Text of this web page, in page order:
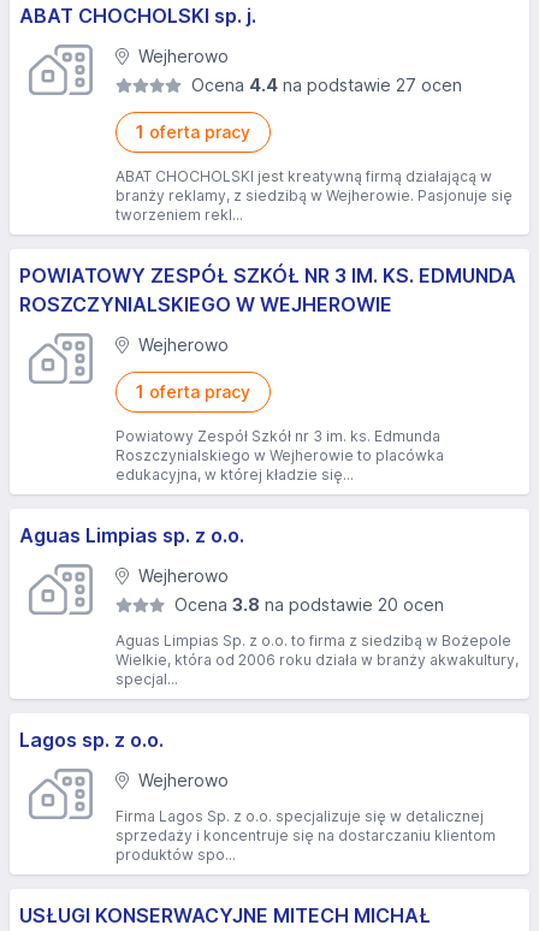
ABAT CHOCHOLSKI sp. j.
Wejherowo
Ocena 4.4 na podstawie 27 ocen
1 oferta pracy
ABAT CHOCHOLSKI jest kreatywną firmą działającą w
branży reklamy, z siedzibą w Wejherowie. Pasjonuje się
tworzeniem rekl...
POWIATOWY ZESPÓŁ SZKÓŁ NR 3 IM. KS. EDMUNDA
ROSZCZYNIALSKIEGO W WEJHEROWIE
Wejherowo
1 oferta pracy
Powiatowy Zespół Szkół nr 3 im. ks. Edmunda
Roszczynialskiego w Wejherowie to placówka
edukacyjna, w której kładzie się...
Aguas Limpias sp. z o.o.
Wejherowo
Ocena3.8 na podstawie 20 ocen
Aguas Limpias Sp. z o.o. to firma z siedzibą w Bożepole
Wielkie, która od 2006 roku działa w branży akwakultury,
specjal...
Lagos sp. z o.o.
Wejherowo
Firma Lagos Sp. z o.o. specjalizuje się w detalicznej
sprzedaży i koncentruje się na dostarczaniu klientom
produktów spo...
USŁUGI KONSERWACYJNE MITECH MICHAŁ